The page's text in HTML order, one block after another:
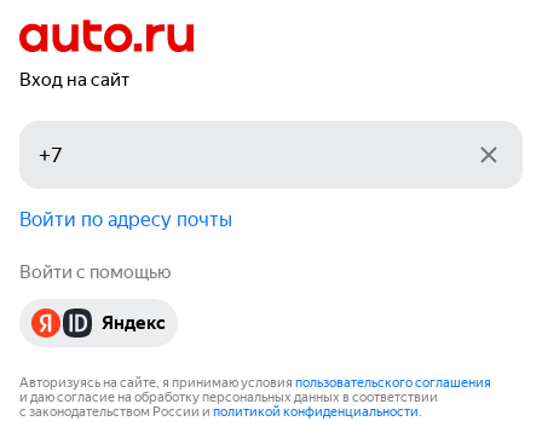
Вход на сайт
Войти по адресу почты
Войти с помощью
Яндекс
Авторизуясь на сайте, я принимаю условия пользовательского соглашения
и даю согласие на обработку персональных данных в соответствии
с законодательством России и политикой конфиденциальности.